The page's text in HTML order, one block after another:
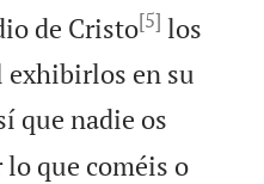
de Cristo[5] los
en su
que nadie os
que coméis o